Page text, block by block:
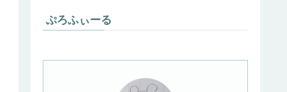
ぷろふぃーる